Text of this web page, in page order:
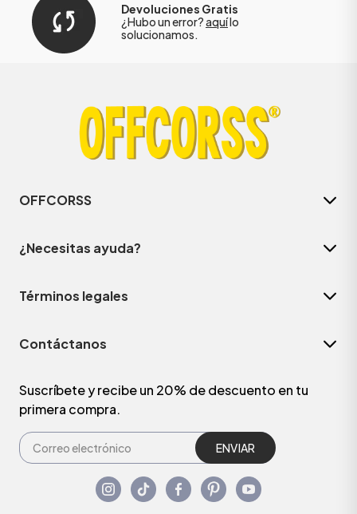
Devoluciones Gratis
¿Hubo un error?aquílo
solucionamos.
OFFCORSS
¿Necesitas ayuda?
Términos legales
Contáctanos
Suscríbete y recibe un 20% de descuento en tu
primera compra.
ENVIAR